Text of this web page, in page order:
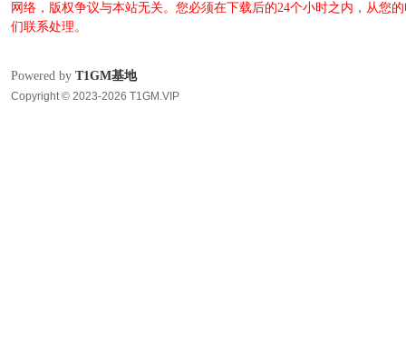
网络，版权争议与本站无关。您必须在下载后的24个小时之内，从您
们联系处理。
Powered by T1GM基地
Copyright © 2023-2026 T1GM.VIP